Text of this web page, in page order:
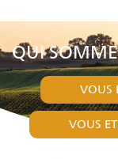
QUI
VOUS
VOUS